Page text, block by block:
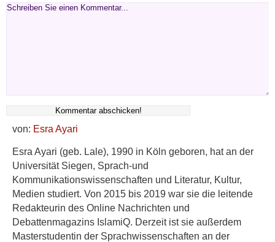
von: Esra Ayari
Esra Ayari (geb. Lale), 1990 in Köln geboren, hat an der
Universität Siegen, Sprach-und
Kommunikationswissenschaften und Literatur, Kultur,
Medien studiert. Von 2015 bis 2019 war sie die leitende
Redakteurin des Online Nachrichten und
Debattenmagazins IslamiQ. Derzeit ist sie außerdem
Masterstudentin der Sprachwissenschaften an der